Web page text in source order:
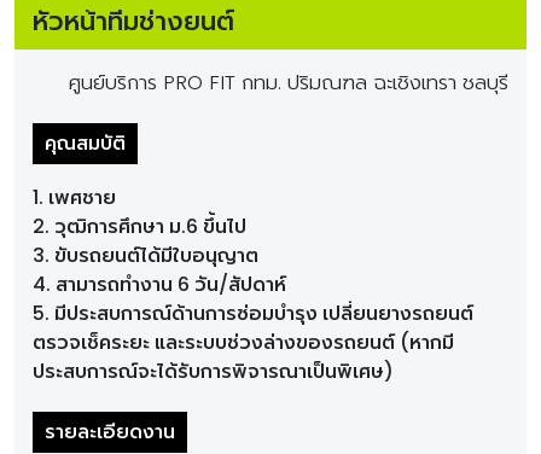
หัวหน้าทีมช่างยนต์
ศูนย์บริการ PRO FIT กทม. ปริมณฑล ฉะเชิงเทรา ชลบุรี
คุณสมบัติ
1. เพศชาย
2. วุฒิการศึกษา ม.6 ขึ้นไป
3. ขับรถยนต์ได้มีใบอนุญาต
4. สามารถทำงาน 6 วัน/สัปดาห์
5. มีประสบการณ์ด้านการซ่อมบำรุง เปลี่ยนยางรถยนต์
ตรวจเช็คระยะ และระบบช่วงล่างของรถยนต์ (หากมี
ประสบการณ์จะได้รับการพิจารณาเป็นพิเศษ)
รายละเอียดงาน